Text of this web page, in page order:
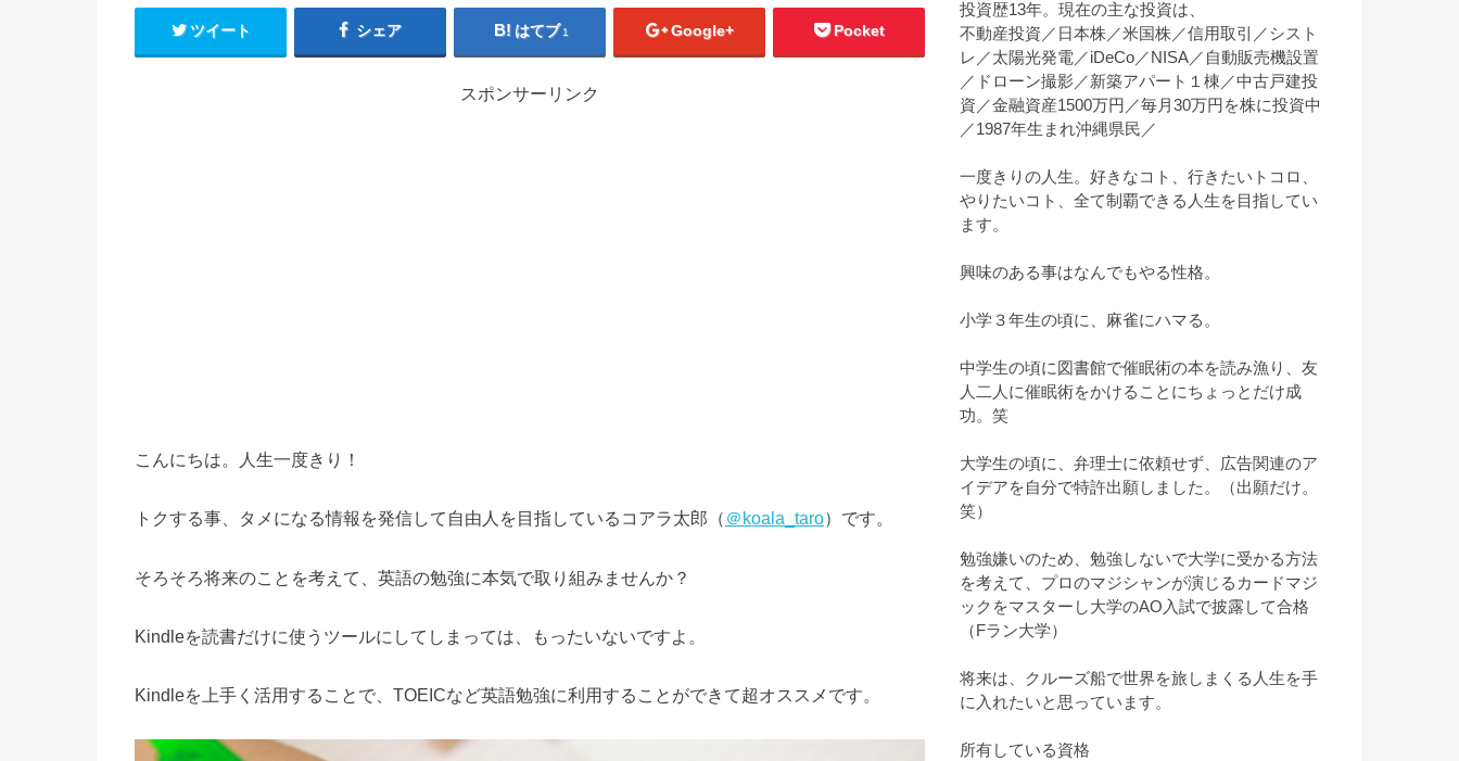
ツイート シェア はてブ 1 Google+ Pocket
スポンサーリンク
こんにちは。人生一度きり！
トクする事、タメになる情報を発信して自由人を目指しているコアラ太郎（ ＠koala_taro）です。
そろそろ将来のことを考えて、英語の勉強に本気で取り組みませんか？
Kindleを読書だけに使うツールにしてしまっては、もったいないですよ。
Kindleを上手く活用することで、TOEICなど英語勉強に利用することができて超オススメです。
投資歴13年。現在の主な投資は、
不動産投資／日本株／米国株／信用取引／シスト
レ／太陽光発電／iDeCo／NISA／自動販売機設置
／ドローン撮影／新築アパート１棟／中古戸建投
資／金融資産1500万円／毎月30万円を株に投資中
／1987年生まれ沖縄県民／
一度きりの人生。好きなコト、行きたいトコロ、
やりたいコト、全て制覇できる人生を目指してい
ます。
興味のある事はなんでもやる性格。
小学３年生の頃に、麻雀にハマる。
中学生の頃に図書館で催眠術の本を読み漁り、友
人二人に催眠術をかけることにちょっとだけ成
功。笑
大学生の頃に、弁理士に依頼せず、広告関連のア
イデアを自分で特許出願しました。（出願だけ。
笑）
勉強嫌いのため、勉強しないで大学に受かる方法
を考えて、プロのマジシャンが演じるカードマジ
ックをマスターし大学のAO入試で披露して合格
（Fラン大学）
将来は、クルーズ船で世界を旅しまくる人生を手
に入れたいと思っています。
所有している資格